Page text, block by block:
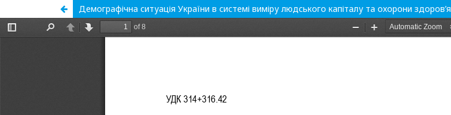
Демографічна ситуація України в системі виміру людського капіталу та охорони здоров’я